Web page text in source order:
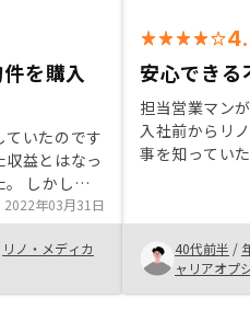
を購入
ていたのです
益とはなっ
。 しかしな
資を得て、信
く資産形成す
どこかのタ
つもりでお
も面談しな
2022年03月31日
リノ・メディカ
安心できる
担当営業マン
入社前からリ
事を知ってい
囲と感じた。
40代前半 /
ャリアオプ